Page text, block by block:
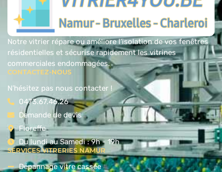
Notre vitrier répare ou améliore l’isolation de vos fenêtres
résidentielles et sécurise rapidement les vitrines
commerciales endommagées.
CONTACTEZ-NOUS
N’hésitez pas nous contacter !
0473.67.46.26
Demande de devis
Floreffe
Du lundi au Samedi : 9h - 19h
SERVICES VITRERIES NAMUR
Dépannage vitre cassée